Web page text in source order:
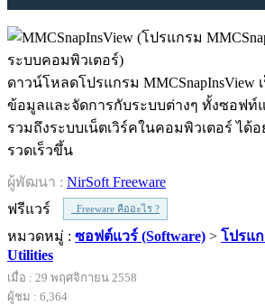
ดาวน์โหลดโปรแกรม MMCSnapInsView
ข้อมูลและจัดการกับระบบต่างๆ ทั้งซอฟท์
รวมถึงระบบเน็ตเวิร์คในคอมพิวเตอร์ ได้
รวดเร็วขึ้น
ผู้พัฒนา : NirSoft Freeware
ฟรีแวร์
Freeware คืออะไร ?
หมวดหมู่ : ซอฟต์แวร์ (Software) > โปรแ
Utilities
เมื่อ : 29 พฤศจิกายน 2558
ผู้ชม : 6,364